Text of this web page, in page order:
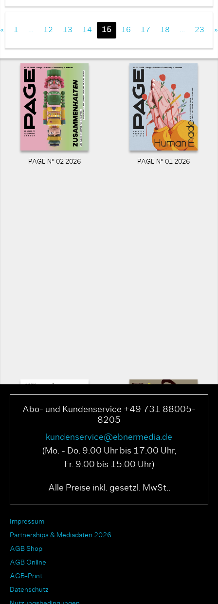
« 1 … 12 13 14 15 16 17 18 … 23 »
PAGE N° 02 2026 PAGE N° 01 2026
Abo- und Kundenservice +49 731 88005-
8205
kundenservice@ebnermedia.de
(Mo. - Do. 9.00 Uhr bis 17.00 Uhr,
Fr. 9.00 bis 15.00 Uhr)
Alle Preise inkl. gesetzl. MwSt..
Impressum
Partnerships & Mediadaten 2026
AGB Shop
AGB Online
AGB-Print
Datenschutz